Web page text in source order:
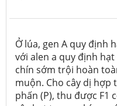
Ở lúa, gen A quy định
với alen a quy định
chín sớm trội hoàn
muộn. Cho cây dị hợp
phấn (P), thu được F1